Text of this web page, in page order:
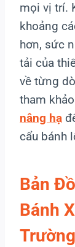
mọi vị trí.
khoảng
hơn, sức
tải của
về từng
tham
nâng hạ
cẩu bánh
Bản
Bánh
Trường